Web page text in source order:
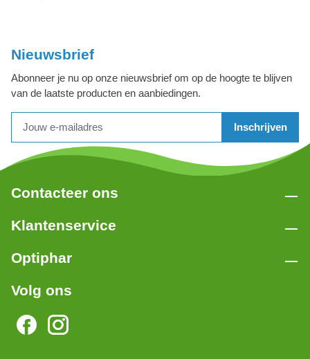
Nieuwsbrief
Abonneer je nu op onze nieuwsbrief om op de hoogte te blijven
van de laatste producten en aanbiedingen.
Inschrijven
Contacteer ons
Klantenservice
Optiphar
Volg ons